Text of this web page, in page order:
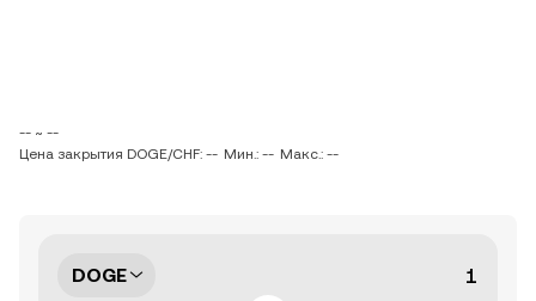
-- ~ --
Цена закрытия DOGE/CHF: -- Мин.: -- Макс.: --
DOGE